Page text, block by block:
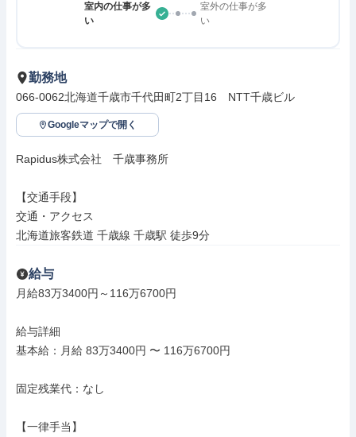
室内の仕事が多
い
室外の仕事が多
い
勤務地
066-0062北海道千歳市千代田町2丁目16　NTT千歳ビル
Googleマップで開く
Rapidus株式会社　千歳事務所
【交通手段】
交通・アクセス
北海道旅客鉄道 千歳線 千歳駅 徒歩9分
給与
月給83万3400円～116万6700円
給与詳細
基本給：月給 83万3400円 〜 116万6700円
固定残業代：なし
【一律手当】